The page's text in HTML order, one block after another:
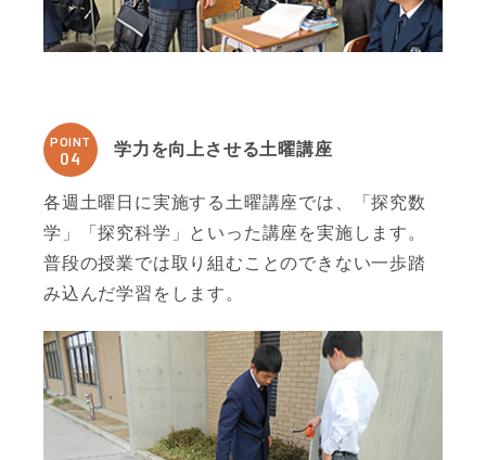
POINT
04 学力を向上させる土曜講座
各週土曜日に実施する土曜講座では、「探究数
学」「探究科学」といった講座を実施します。
普段の授業では取り組むことのできない一歩踏
み込んだ学習をします。